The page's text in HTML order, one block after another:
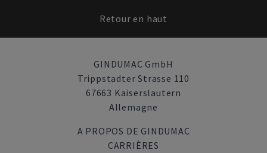
Retour en haut
GINDUMAC GmbH
Trippstadter Strasse 110
67663 Kaiserslautern
Allemagne
A PROPOS DE GINDUMAC
CARRIÈRES